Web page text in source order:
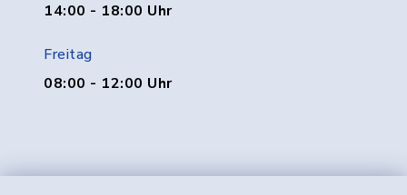
14:00 - 18:00 Uhr
Freitag
08:00 - 12:00 Uhr